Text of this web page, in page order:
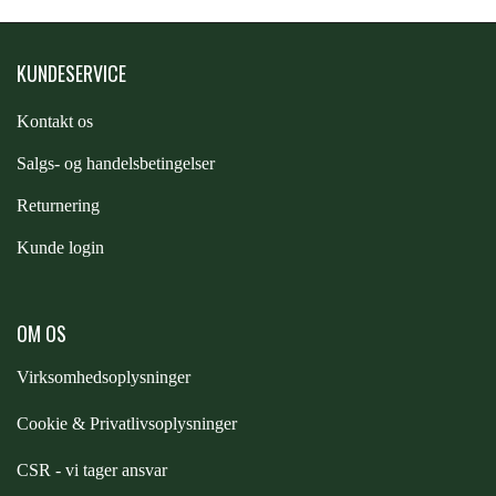
PREMIER EQUINE GROOMING & STALD
PREMIER EQUINE
RACING TACK
KUNDESERVICE
Kontakt os
Salgs- og handelsbetingelser
Returnering
Kunde login
OM OS
Virksomhedsoplysninger
Cookie & Privatlivsoplysninger
CSR - vi tager ansvar